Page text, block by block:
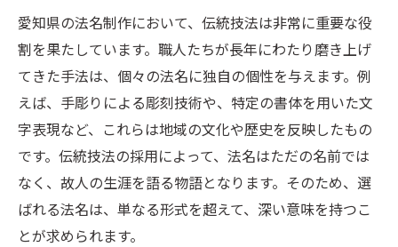
愛知県の法名制作において、伝統技法は非常に重要な役
割を果たしています。職人たちが長年にわたり磨き上げ
てきた手法は、個々の法名に独自の個性を与えます。例
えば、手彫りによる彫刻技術や、特定の書体を用いた文
字表現など、これらは地域の文化や歴史を反映したもの
です。伝統技法の採用によって、法名はただの名前では
なく、故人の生涯を語る物語となります。そのため、選
ばれる法名は、単なる形式を超えて、深い意味を持つこ
とが求められます。